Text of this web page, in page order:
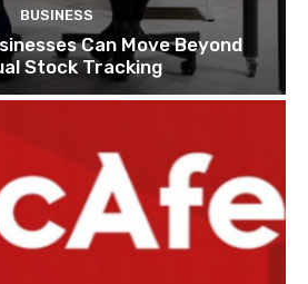
BUSINESS
Can Move Beyond
Stock Tracking